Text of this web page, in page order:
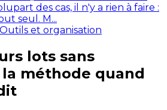
des cas, il n'y a rien à faire :
seul. M...
Outils et organisation
lots sans
méthode quand